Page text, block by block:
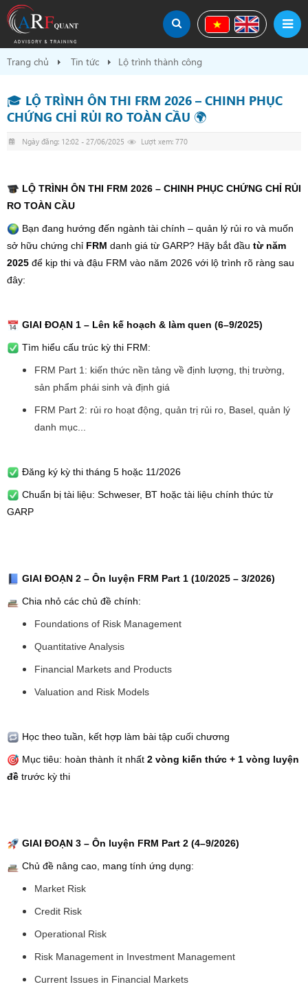
Trang chủ Tin tức Lộ trình thành công
🎓 LỘ TRÌNH ÔN THI FRM 2026 – CHINH PHỤC
CHỨNG CHỈ RỦI RO TOÀN CẦU 🌍
Ngày đăng: 12:02 - 27/06/2025 Lượt xem: 770
LỘ TRÌNH ÔN THI FRM 2026 – CHINH PHỤC CHỨNG CHỈ RỦI
RO TOÀN CẦU
Bạn đang hướng đến ngành tài chính – quản lý rủi ro và muốn
sở hữu chứng chỉ FRM danh giá từ GARP? Hãy bắt đầu từ năm
2025 để kịp thi và đậu FRM vào năm 2026 với lộ trình rõ ràng sau
đây:
GIAI ĐOẠN 1 – Lên kế hoạch & làm quen (6–9/2025)
Tìm hiểu cấu trúc kỳ thi FRM:
FRM Part 1: kiến thức nền tảng về định lượng, thị trường,
sản phẩm phái sinh và định giá
FRM Part 2: rủi ro hoạt động, quản trị rủi ro, Basel, quản lý
danh mục...
Đăng ký kỳ thi tháng 5 hoặc 11/2026
Chuẩn bị tài liệu: Schweser, BT hoặc tài liệu chính thức từ
GARP
GIAI ĐOẠN 2 – Ôn luyện FRM Part 1 (10/2025 – 3/2026)
Chia nhỏ các chủ đề chính:
Foundations of Risk Management
Quantitative Analysis
Financial Markets and Products
Valuation and Risk Models
Học theo tuần, kết hợp làm bài tập cuối chương
Mục tiêu: hoàn thành ít nhất 2 vòng kiến thức + 1 vòng luyện
đề trước kỳ thi
GIAI ĐOẠN 3 – Ôn luyện FRM Part 2 (4–9/2026)
Chủ đề nâng cao, mang tính ứng dụng:
Market Risk
Credit Risk
Operational Risk
Risk Management in Investment Management
Current Issues in Financial Markets